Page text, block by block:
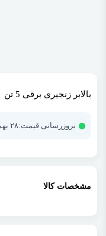
بالابر زنجیری برقی 5 تن
بروزرسانی قیمت:۲۸ بهمن ۱۴۰۳
مشخصات کالا